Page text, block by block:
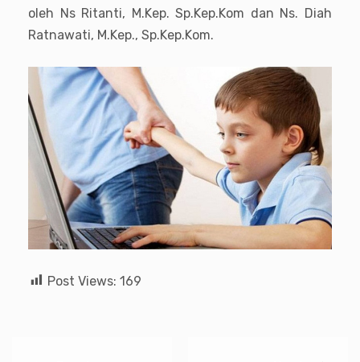
oleh Ns Ritanti, M.Kep. Sp.Kep.Kom dan Ns. Diah
Ratnawati, M.Kep., Sp.Kep.Kom.
Post Views: 169